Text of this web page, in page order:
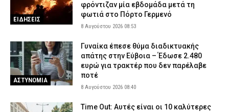
ΕΙΔΗΣΕΙΣ
φρόντιζαν μία εβδομάδα μετά τη
φωτιά στο Πόρτο Γερμενό
8 Αυγούστου 2026 08:53
ΑΣΤΥΝΟΜΙΑ
Γυναίκα έπεσε θύμα διαδικτυακής
απάτης στην Εύβοια – Έδωσε 2.480
ευρώ για τρακτέρ που δεν παρέλαβε
ποτέ
8 Αυγούστου 2026 08:40
Time Out: Αυτές είναι οι 10 καλύτερες